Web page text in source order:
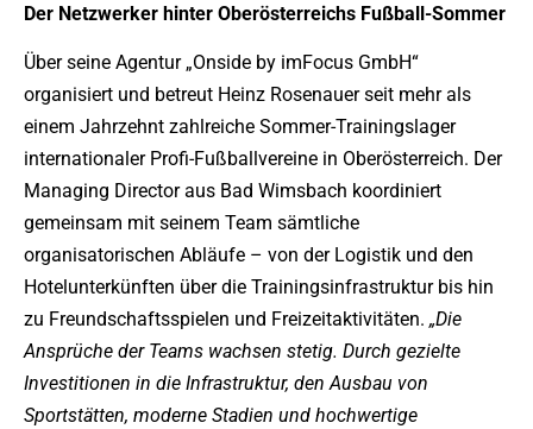
Der Netzwerker hinter Oberösterreichs Fußball-Sommer
Über seine Agentur „Onside by imFocus GmbH“
organisiert und betreut Heinz Rosenauer seit mehr als
einem Jahrzehnt zahlreiche Sommer-Trainingslager
internationaler Profi-Fußballvereine in Oberösterreich. Der
Managing Director aus Bad Wimsbach koordiniert
gemeinsam mit seinem Team sämtliche
organisatorischen Abläufe – von der Logistik und den
Hotelunterkünften über die Trainingsinfrastruktur bis hin
zu Freundschaftsspielen und Freizeitaktivitäten. „Die
Ansprüche der Teams wachsen stetig. Durch gezielte
Investitionen in die Infrastruktur, den Ausbau von
Sportstätten, moderne Stadien und hochwertige